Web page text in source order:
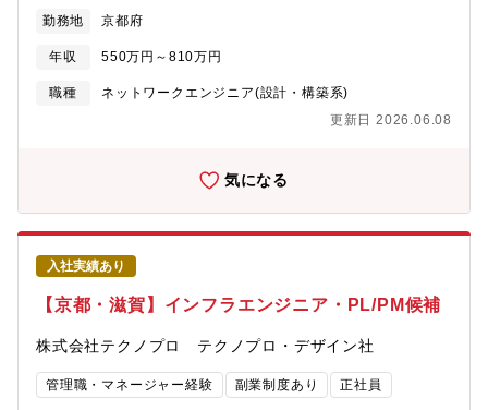
事の詳細、?につくスキル】入社後は下記いずれかを担当いただき
ます。①ネットワーク・"環境の進化を絶えず行っていく"をミッシ
ョンに技術面ではベンダーコントロールしながら最新技術を社内
へ展開 →ゼロトラスト導入、SD-WAN、ネットワーク作業の自
ットワーク環境をみているため、会社としてのネットワーク全体
チ、無線など、技術的にも幅広く習得することも可能・ネットワ
ークだけでなくセキュリティの知識も必要となるためネットワー
ク設計を通してセキュリティに関するスキルアップも可能②サー
バ・サーバ導入から保守までの?連の対応（ハードウェアの選定、
OSセットアップ、仮想環境の構築）・幅広い各種サーバ
（ActiveDirectory、DNS、プロキシ、パッチ中継、ファイル、デ
ータベース、AP）の構成に関する知識やスキルの向上・オンプレ
ミスサーバのクラウド化を進めていこうとしており、オンプレミ
スサーバ・クラウドの両面のスキルアップ・各事業部とサーバ構
成や保守に関してやりとりを行うため、多くの部門の人との接点
を持ち、業務を推進③クラウド・AWSでの環境構築、保守作業
基本的には内製で進めるため、AWSの知識・スキルの向上が可
勤務地 京都府
年収 550万円～810万円
職種
ネットワークエンジニア(設計・構築系)
更新日 2026.06.08
気になる
入社実績あり
【京都・滋賀】インフラエンジニア・PL/PM候補
株式会社テクノプロ テクノプロ・デザイン社
管理職・マネージャー経験 副業制度あり 正社員